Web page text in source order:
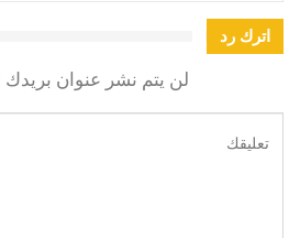
اترك رد
لن يتم نشر عنوان بريدك